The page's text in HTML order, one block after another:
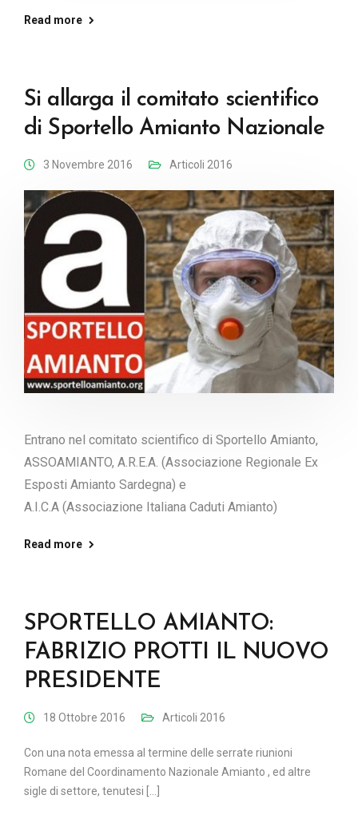
Read more
Si allarga il comitato scientifico
di Sportello Amianto Nazionale
3 Novembre 2016 Articoli 2016
Entrano nel comitato scientifico di Sportello Amianto,
ASSOAMIANTO, A.R.E.A. (Associazione Regionale Ex
Esposti Amianto Sardegna) e
A.I.C.A (Associazione Italiana Caduti Amianto)
Read more
SPORTELLO AMIANTO:
FABRIZIO PROTTI IL NUOVO
PRESIDENTE
18 Ottobre 2016 Articoli 2016
Con una nota emessa al termine delle serrate riunioni
Romane del Coordinamento Nazionale Amianto , ed altre
sigle di settore, tenutesi [...]